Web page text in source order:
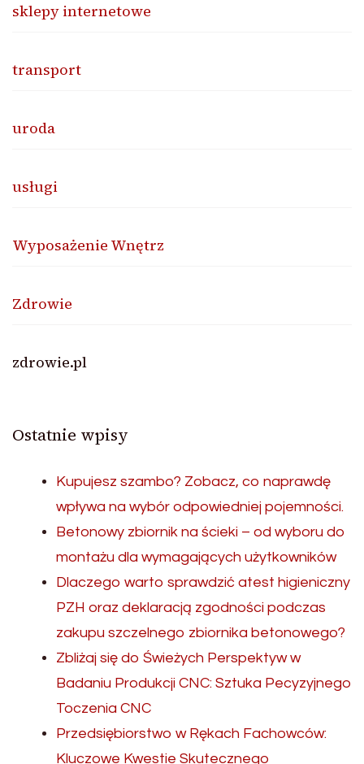
sklepy internetowe
transport
uroda
usługi
Wyposażenie Wnętrz
Zdrowie
zdrowie.pl
Ostatnie wpisy
Kupujesz szambo? Zobacz, co naprawdę
wpływa na wybór odpowiedniej pojemności.
Betonowy zbiornik na ścieki – od wyboru do
montażu dla wymagających użytkowników
Dlaczego warto sprawdzić atest higieniczny
PZH oraz deklaracją zgodności podczas
zakupu szczelnego zbiornika betonowego?
Zbliżaj się do Świeżych Perspektyw w
Badaniu Produkcji CNC: Sztuka Pecyzyjnego
Toczenia CNC
Przedsiębiorstwo w Rękach Fachowców:
Kluczowe Kwestie Skutecznego